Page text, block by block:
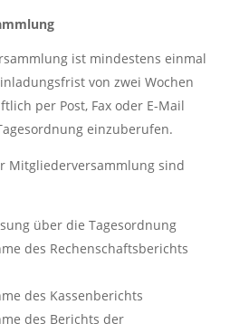
ist mindestens einmal
von zwei Wochen
per Post, Fax oder E-Mail
einzuberufen.
Mitgliederversammlung sind
über die Tagesordnung
des Rechenschaftsberichts
des Kassenberichts
des Berichts der